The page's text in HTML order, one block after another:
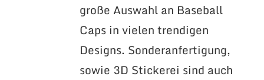
große Auswahl an Baseball
Caps in vielen trendigen
Designs. Sonderanfertigung,
sowie 3D Stickerei sind auch